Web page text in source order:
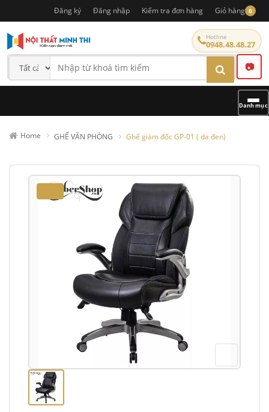
Đăng ký Đăng nhập Kiểm tra đơn hàng Giỏ hàng 0
📷
Hotline
0948.48.48.27
Danh mục
Home GHẾ VĂN PHÒNG Ghế giám đốc GP-01 ( da đen)